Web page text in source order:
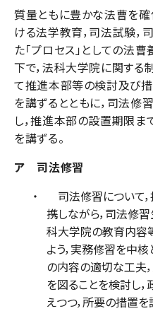
質量ともに豊かな法曹を
ける法学教育，司法試験
た「プロセス」としての法
下で，法科大学院に関す
て推進本部等の検討及び
を講ずるとともに，司法修
し，推進本部の設置期限ま
を講ずる。
ア 司法修習
司法修習について
携しながら，司法修
科大学院の教育内容
よう，実務修習を中
の内容の適切な工夫
を図ることを検討し
えつつ，所要の措置を